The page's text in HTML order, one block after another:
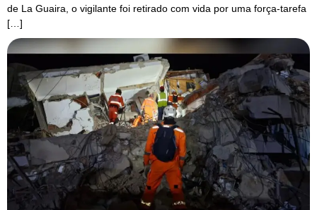
de La Guaira, o vigilante foi retirado com vida por uma força-tarefa
[…]